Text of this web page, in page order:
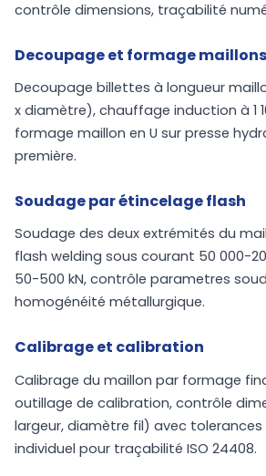
contrôle dimensions, traçabilité
Decoupage et formage maillons
Decoupage billettes à longueur
x diamètre), chauffage induction à 1
formage maillon en U sur presse
première.
Soudage par étincelage flash
Soudage des deux extrémités du
flash welding sous courant 50 000-
50-500 kN, contrôle parametres
homogénéité métallurgique.
Calibrage et calibration
Calibrage du maillon par formage
outillage de calibration, contrôle
largeur, diamètre fil) avec tolerances
individuel pour traçabilité ISO 24408.